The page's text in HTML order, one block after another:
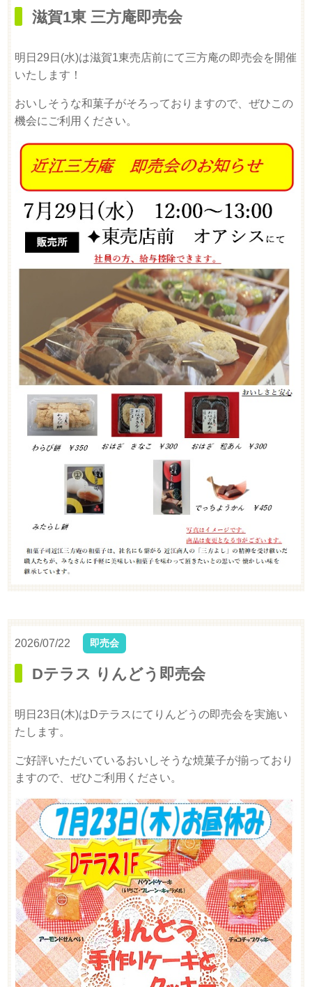
滋賀1東 三方庵即売会
明日29日(水)は滋賀1東売店前にて三方庵の即売会を開催
いたします！
おいしそうな和菓子がそろっておりますので、ぜひこの
機会にご利用ください。
2026/07/22 即売会
Dテラス りんどう即売会
明日23日(木)はDテラスにてりんどうの即売会を実施い
たします。
ご好評いただいているおいしそうな焼菓子が揃っており
ますので、ぜひご利用ください。